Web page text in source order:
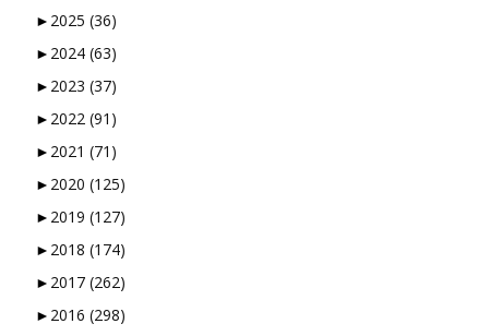
► 2025 (36)
► 2024 (63)
► 2023 (37)
► 2022 (91)
► 2021 (71)
► 2020 (125)
► 2019 (127)
► 2018 (174)
► 2017 (262)
► 2016 (298)